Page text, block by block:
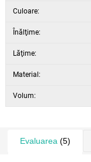
Culoare:
Înălţime:
Lăţime:
Material:
Volum:
Evaluarea (5)